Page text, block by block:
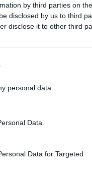
by third parties on
disclosed by us to third
disclose it to other third
personal data.
Data.
Data for Targeted
i
Lars